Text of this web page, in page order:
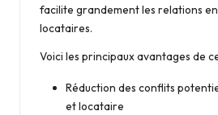
facilite grandement les relations
locataires.
Voici les principaux avantages de
Réduction des conflits
et locataire